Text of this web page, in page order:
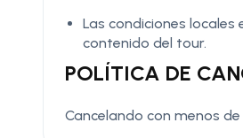
Las condiciones
contenido del tour.
POLÍTICA DE
Cancelando con menos